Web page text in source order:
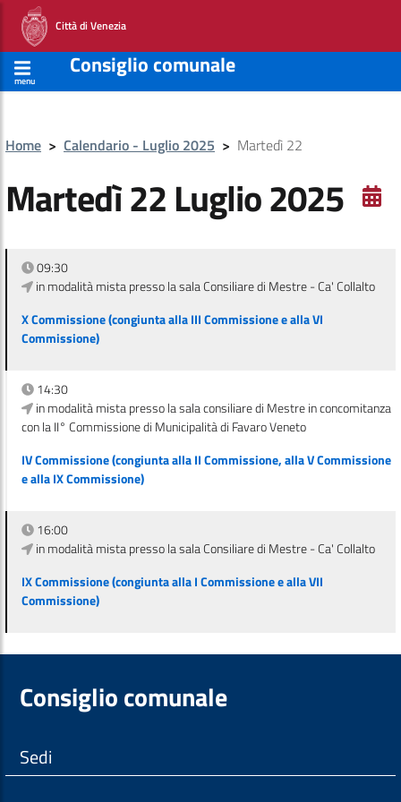
Città di Venezia
menu
Consiglio comunale
Home > Calendario - Luglio 2025 > Martedì 22
Martedì 22 Luglio 2025
09:30
in modalità mista presso la sala Consiliare di Mestre - Ca' Collalto
X Commissione (congiunta alla III Commissione e alla VI
Commissione)
14:30
in modalità mista presso la sala consiliare di Mestre in concomitanza
con la II° Commissione di Municipalità di Favaro Veneto
IV Commissione (congiunta alla II Commissione, alla V Commissione
e alla IX Commissione)
16:00
in modalità mista presso la sala Consiliare di Mestre - Ca' Collalto
IX Commissione (congiunta alla I Commissione e alla VII
Commissione)
Consiglio comunale
Sedi